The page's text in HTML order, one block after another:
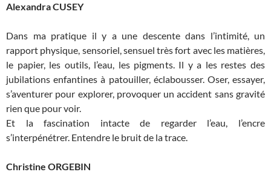
Alexandra CUSEY
Dans ma pratique il y a une descente dans l’intimité, un
rapport physique, sensoriel, sensuel très fort avec les matières,
le papier, les outils, l’eau, les pigments. Il y a les restes des
jubilations enfantines à patouiller, éclabousser. Oser, essayer,
s’aventurer pour explorer, provoquer un accident sans gravité
rien que pour voir.
Et la fascination intacte de regarder l’eau, l’encre
s’interpénétrer. Entendre le bruit de la trace.
Christine ORGEBIN